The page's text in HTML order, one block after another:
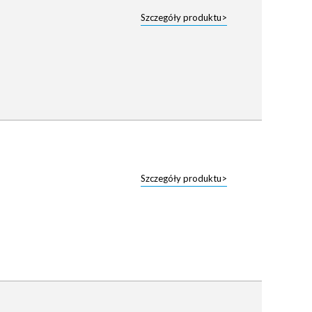
Szczegóły produktu>
Szczegóły produktu>